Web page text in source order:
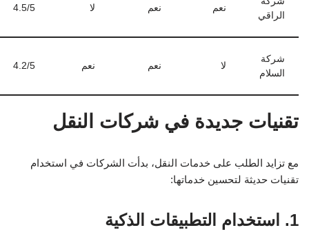
الراقي
نعم نعم لا 4.5/5
شركة
السلام
لا نعم نعم 4.2/5
تقنيات جديدة في شركات النقل
مع تزايد الطلب على خدمات النقل، بدأت الشركات في استخدام
تقنيات حديثة لتحسين خدماتها:
1. استخدام التطبيقات الذكية